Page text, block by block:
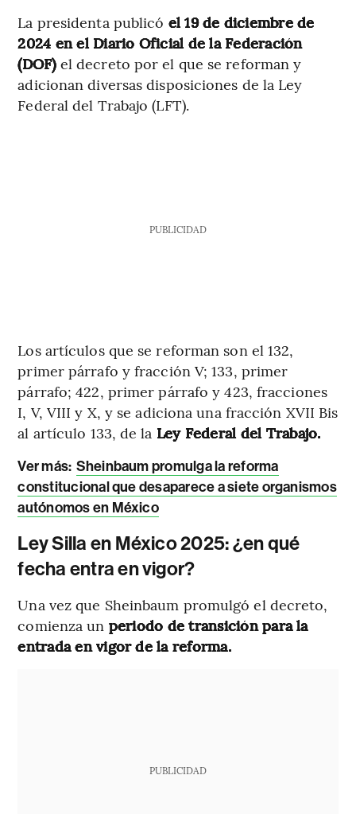
La presidenta publicó el 19 de diciembre de
2024 en el Diario Oficial de la Federación
(DOF) el decreto por el que se reforman y
adicionan diversas disposiciones de la Ley
Federal del Trabajo (LFT).
PUBLICIDAD
Los artículos que se reforman son el 132,
primer párrafo y fracción V; 133, primer
párrafo; 422, primer párrafo y 423, fracciones
I, V, VIII y X, y se adiciona una fracción XVII Bis
al artículo 133, de la Ley Federal del Trabajo.
Ver más: Sheinbaum promulga la reforma
constitucional que desaparece a siete organismos
autónomos en México
Ley Silla en México 2025: ¿en qué
fecha entra en vigor?
Una vez que Sheinbaum promulgó el decreto,
comienza un periodo de transición para la
entrada en vigor de la reforma.
PUBLICIDAD